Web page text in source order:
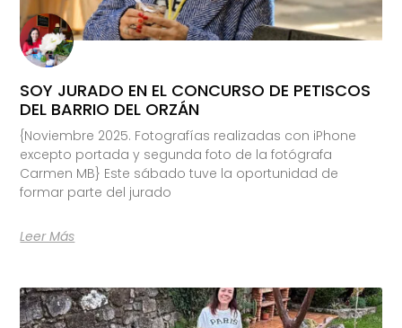
SOY JURADO EN EL CONCURSO DE PETISCOS
DEL BARRIO DEL ORZÁN
{Noviembre 2025. Fotografías realizadas con iPhone
excepto portada y segunda foto de la fotógrafa
Carmen MB} Este sábado tuve la oportunidad de
formar parte del jurado
Leer Más